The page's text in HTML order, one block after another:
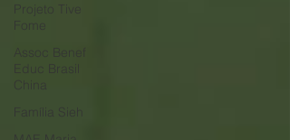
Projeto Tive
Fome
Assoc Benef
Educ Brasil
China
Família Sieh